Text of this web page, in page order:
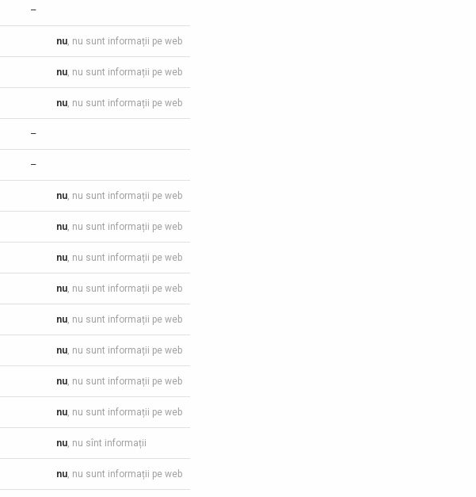
–
nu, nu sunt informații pe web
nu, nu sunt informații pe web
nu, nu sunt informații pe web
–
–
nu, nu sunt informații pe web
nu, nu sunt informații pe web
nu, nu sunt informații pe web
nu, nu sunt informații pe web
nu, nu sunt informații pe web
nu, nu sunt informații pe web
nu, nu sunt informații pe web
nu, nu sunt informații pe web
nu, nu sînt informații
nu, nu sunt informații pe web